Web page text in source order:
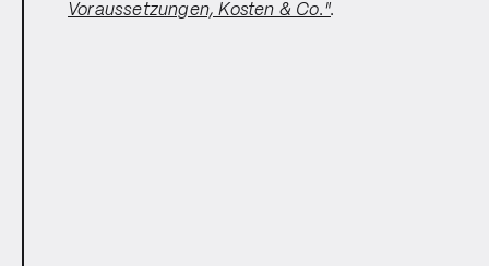
Voraussetzungen, Kosten & Co.".